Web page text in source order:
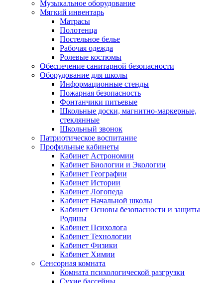
Музыкальное оборудование
Мягкий инвентарь
Матрасы
Полотенца
Постельное белье
Рабочая одежда
Ролевые костюмы
Обеспечение санитарной безопасности
Оборудование для школы
Информационные стенды
Пожарная безопасность
Фонтанчики питьевые
Школьные доски, магнитно-маркерные,
стеклянные
Школьный звонок
Патриотическое воспитание
Профильные кабинеты
Кабинет Астрономии
Кабинет Биологии и Экологии
Кабинет Географии
Кабинет Истории
Кабинет Логопеда
Кабинет Начальной школы
Кабинет Основы безопасности и защиты
Родины
Кабинет Психолога
Кабинет Технологии
Кабинет Физики
Кабинет Химии
Сенсорная комната
Комната психологической разгрузки
Сухие бассейны